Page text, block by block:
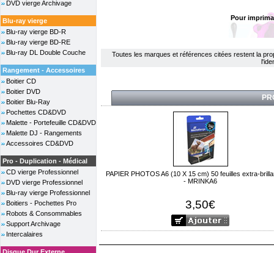
DVD vierge Archivage
Blu-ray vierge
Blu-ray vierge BD-R
Blu-ray vierge BD-RE
Blu-ray DL Double Couche
Rangement - Accessoires
Boitier CD
Boitier DVD
Boitier Blu-Ray
Pochettes CD&DVD
Malette - Portefeuille CD&DVD
Malette DJ - Rangements
Accessoires CD&DVD
Pro - Duplication - Médical
CD vierge Professionnel
DVD vierge Professionnel
Blu-ray vierge Professionnel
Boitiers - Pochettes Pro
Robots & Consommables
Support Archivage
Intercalaires
Pour
Toutes les marques et références citées restent la
PAPIER PHOTOS A6 (10 X 15 cm) 50 feuilles extra-
- MRINKA6
3,50€